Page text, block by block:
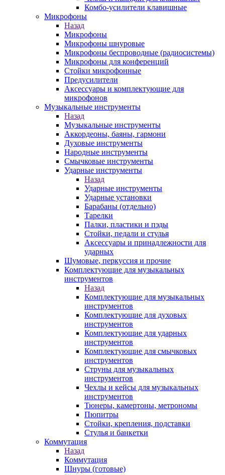
Комбо-усилители клавишные
Микрофоны
Назад
Микрофоны
Микрофоны шнуровые
Микрофоны беспроводные (радиосистемы)
Микрофоны для конференций
Стойки микрофонные
Предусилители
Аксессуары и комплектующие для
микрофонов
Музыкальные инструменты
Назад
Музыкальные инструменты
Аккордеоны, баяны, гармони
Духовые инструменты
Народные инструменты
Смычковые инструменты
Ударные инструменты
Назад
Ударные инструменты
Ударные установки
Барабаны (отдельно)
Тарелки
Палки, пластики и пэды
Стойки, педали и стулья
Аксессуары и принадлежности для
ударных
Шумовые, перкуссия и прочие
Комплектующие для музыкальных
инструментов
Назад
Комплектующие для музыкальных
инструментов
Комплектующие для духовых
инструментов
Комплектующие для ударных
инструментов
Комплектующие для смычковых
инструментов
Струны для музыкальных
инструментов
Чехлы и кейсы для музыкальных
инструментов
Тюнеры, камертоны, метрономы
Пюпитры
Стойки, крепления, подставки
Стулья и банкетки
Коммутация
Назад
Коммутация
Шнуры (готовые)